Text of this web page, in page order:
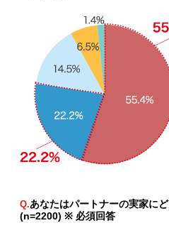
Q.あなたはパートナーの実家に
(n=2200) ※ 必須回答